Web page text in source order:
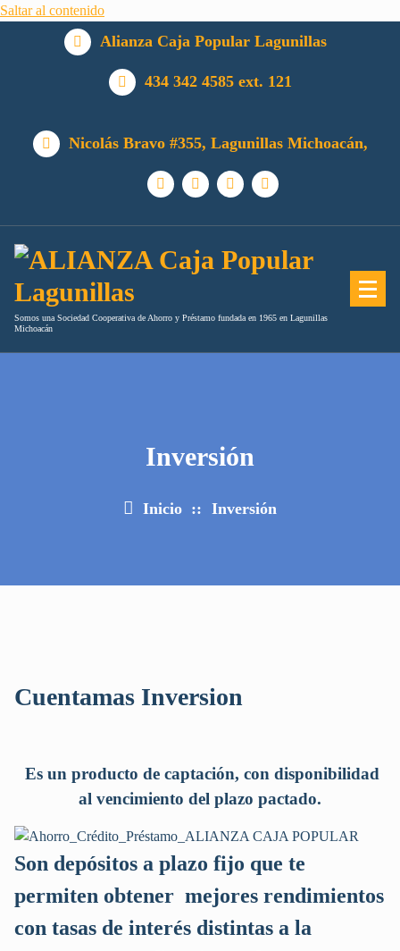
Saltar al contenido
Alianza Caja Popular Lagunillas
434 342 4585 ext. 121
Nicolás Bravo #355, Lagunillas Michoacán,
Somos una Sociedad Cooperativa de Ahorro y Préstamo fundada en 1965 en Lagunillas
Michoacán
Inversión
Inicio :: Inversión
Cuentamas Inversion
Es un producto de captación, con disponibilidad
al vencimiento del plazo pactado.
Son depósitos a plazo fijo que te
permiten obtener mejores rendimientos
con tasas de interés distintas a la